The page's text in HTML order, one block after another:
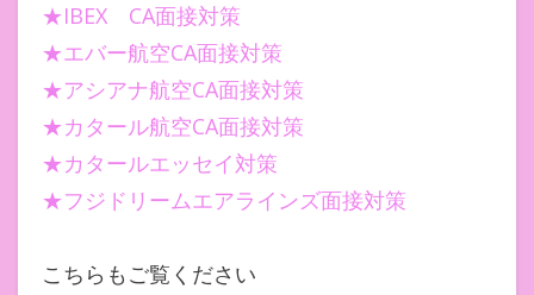
★IBEX CA面接対策
★エバー航空CA面接対策
★アシアナ航空CA面接対策
★カタール航空CA面接対策
★カタールエッセイ対策
★フジドリームエアラインズ面接対策
こちらもご覧ください